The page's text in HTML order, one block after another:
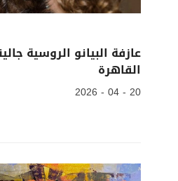
عازفة البيانو الروسية
القاهرة
20 - 04 - 2026